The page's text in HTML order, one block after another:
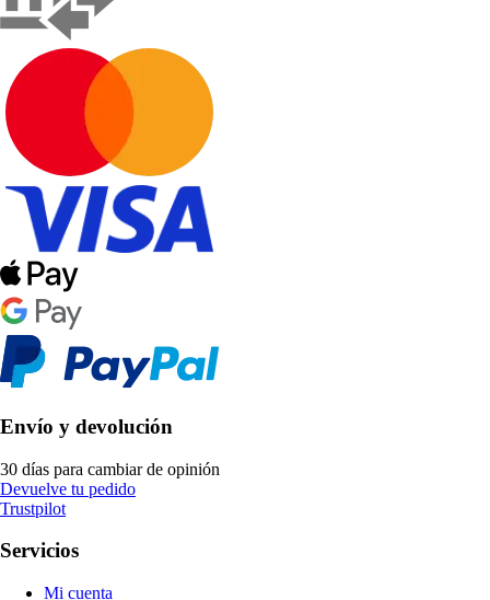
Envío y devolución
30 días para cambiar de opinión
Devuelve tu pedido
Trustpilot
Servicios
Mi cuenta